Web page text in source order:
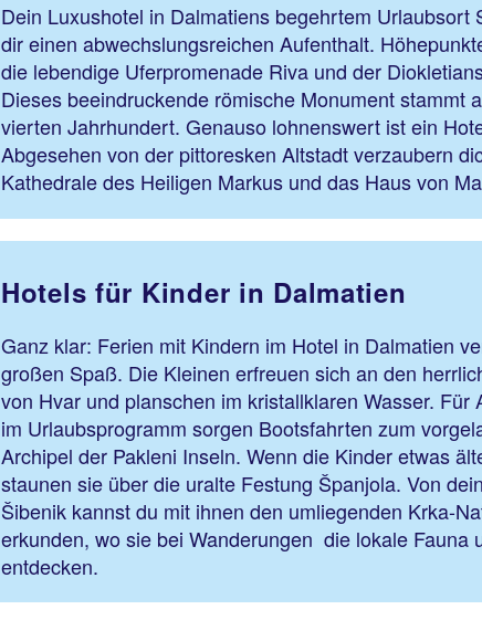
Dein Luxushotel in Dalmatiens begehrtem Urlaubsort
dir einen abwechslungsreichen Aufenthalt.
die lebendige Uferpromenade Riva und der
Dieses beeindruckende römische Monument stammt
vierten Jahrhundert. Genauso lohnenswert ist ein
Abgesehen von der pittoresken Altstadt verzaubern
Kathedrale des Heiligen Markus und das Haus von
Hotels für Kinder in Dalmatien
Ganz klar: Ferien mit Kindern im Hotel in Dalmatien
großen Spaß. Die Kleinen erfreuen sich an den
von Hvar und planschen im kristallklaren Wasser. Für
im Urlaubsprogramm sorgen Bootsfahrten zum
Archipel der Pakleni Inseln. Wenn die Kinder etwas
staunen sie über die uralte Festung Španjola. Von
Šibenik kannst du mit ihnen den umliegenden Krka-
erkunden, wo sie bei Wanderungen die lokale Fauna
entdecken.